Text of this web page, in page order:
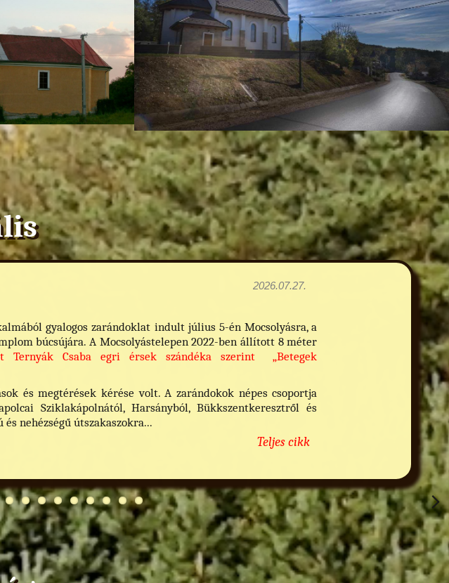
2026.07.27.
gyalogos zarándoklat indult július 5-én Mocsolyásra, a
búcsújára. A Mocsolyástelepen 2022-ben állított 8 méter
Ternyák Csaba egri érsek szándéka szerint „Betegek
és megtérések kérése volt. A zarándokok népes csoportja
Sziklakápolnától, Harsányból, Bükkszentkeresztről és
nehézségű útszakaszokra...
Teljes cikk